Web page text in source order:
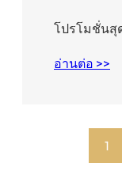
โปรโมชั่นสุ
อ่านต่อ >>
1